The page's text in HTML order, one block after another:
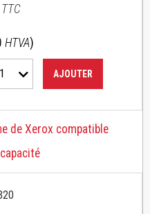
TTC
HTVA)
1 AJOUTER
de Xerox compatible